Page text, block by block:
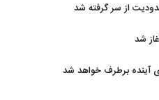
از سر گرفته شد
شد
آینده برطرف خواهد شد